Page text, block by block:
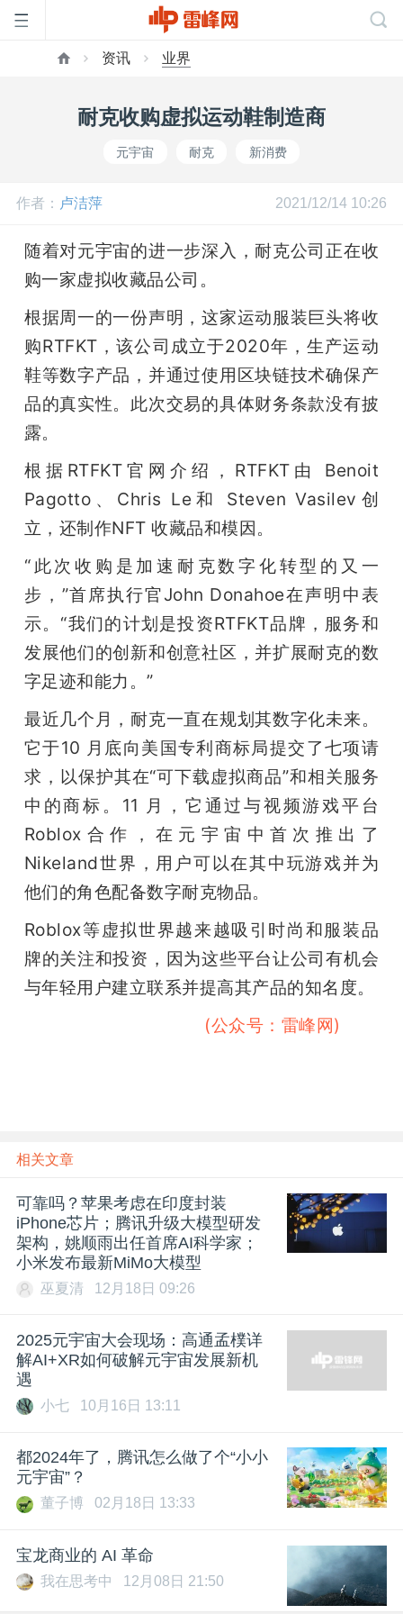
峰
公
开
动
中
心
GAIR
专
题
爱
机
资讯 业界
耐克收购虚拟运动鞋制造商
元宇宙 耐克 新消费
作者： 卢洁萍 2021/12/14 10:26
随着对元宇宙的进一步深入，耐克公司正在收
购一家虚拟收藏品公司。
根据周一的一份声明，这家运动服装巨头将收
购RTFKT，该公司成立于2020年，生产运动
鞋等数字产品，并通过使用区块链技术确保产
品的真实性。此次交易的具体财务条款没有披
露。
根据RTFKT官网介绍，RTFKT由 Benoit
Pagotto、Chris Le和 Steven Vasilev创
立，还制作NFT 收藏品和模因。
“此次收购是加速耐克数字化转型的又一
步，”首席执行官John Donahoe在声明中表
示。“我们的计划是投资RTFKT品牌，服务和
发展他们的创新和创意社区，并扩展耐克的数
字足迹和能力。”
最近几个月，耐克一直在规划其数字化未来。
它于10 月底向美国专利商标局提交了七项请
求，以保护其在“可下载虚拟商品”和相关服务
中的商标。11 月，它通过与视频游戏平台
Roblox合作，在元宇宙中首次推出了
Nikeland世界，用户可以在其中玩游戏并为
他们的角色配备数字耐克物品。
Roblox等虚拟世界越来越吸引时尚和服装品
牌的关注和投资，因为这些平台让公司有机会
与年轻用户建立联系并提高其产品的知名度。
(公众号：雷峰网)
相关文章
可靠吗？苹果考虑在印度封装
iPhone芯片；腾讯升级大模型研发
架构，姚顺雨出任首席AI科学家；
小米发布最新MiMo大模型
巫夏清 12月18日 09:26
2025元宇宙大会现场：高通孟樸详
解AI+XR如何破解元宇宙发展新机
遇
小七 10月16日 13:11
都2024年了，腾讯怎么做了个“小小
元宇宙”？
董子博 02月18日 13:33
宝龙商业的 AI 革命
我在思考中 12月08日 21:50